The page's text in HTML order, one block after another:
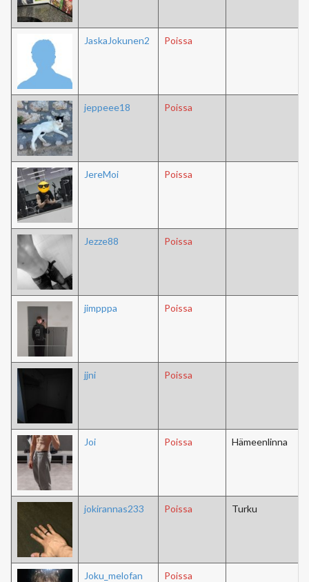
JaskaJokunen2 Poissa
jeppeee18 Poissa
JereMoi Poissa
Jezze88 Poissa
jimpppa Poissa
jjni Poissa
Joi Poissa Hämeenlinna
jokirannas233 Poissa Turku
Joku_melofan Poissa